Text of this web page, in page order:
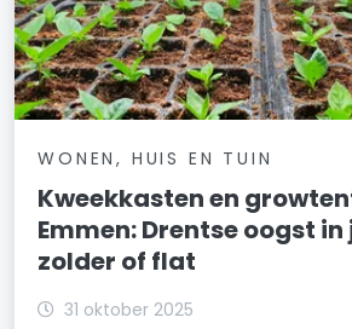
WONEN, HUIS EN TUIN
Kweekkasten en
Emmen: Drentse oogst
zolder of flat
31 oktober 2025